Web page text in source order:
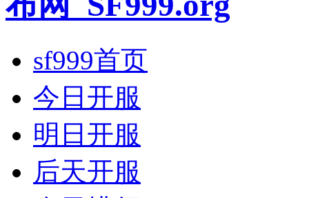
sf999首页
今日开服
明日开服
后天开服